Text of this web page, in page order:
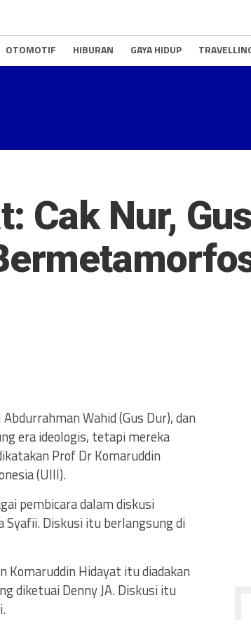
OTOMOTIF HIBURAN GAYA HIDUP
Cak Nur,
Wahid (Gus Dur), dan
era ideologis, tetapi mereka
Prof Dr Komaruddin
(UIII).
pembicara dalam diskusi
Syafii. Diskusi itu berlangsung di
Hidayat itu diadakan
diketuai Denny JA. Diskusi itu